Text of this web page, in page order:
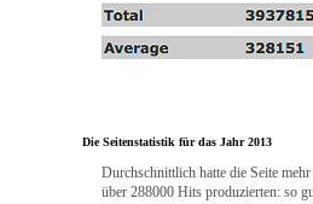
Die Seitenstatistik für das Jahr 2013
Durchschnittlich hatte die Seite
über 288000 Hits produzierten: so